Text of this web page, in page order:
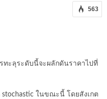
563
ทะลุระดับนี้จะผลักดันราคาไปที่
ในขณะนี้ โดยสังเกต